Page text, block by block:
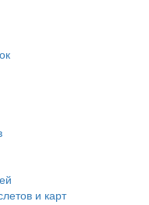
и карт